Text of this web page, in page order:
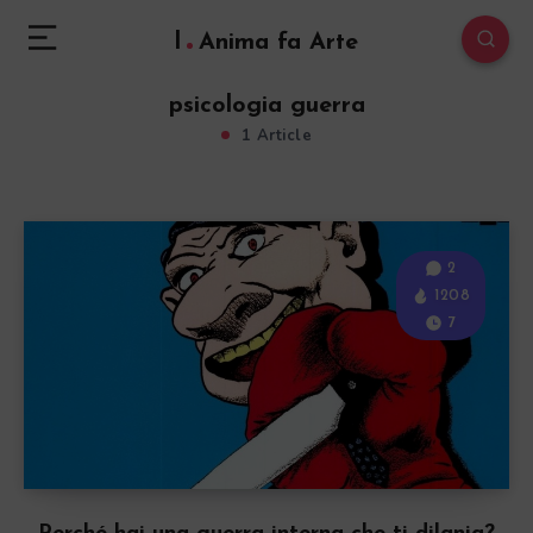
l Anima fa Arte
psicologia guerra
1 Article
2
1208
7